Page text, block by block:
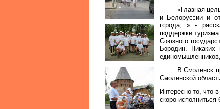
«Главная
и Белоруссии и
города, » -
поддержки
Союзного
Бородин. Никаких
В Смоленск
Смоленской
Интересно то, что
скоро исполниться